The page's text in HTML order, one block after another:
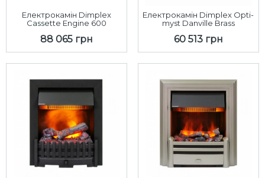
Електрокамін Dimplex
Cassette Engine 600
88 065 грн
Електрокамін Dimplex Opti-
myst Danville Brass
60 513 грн